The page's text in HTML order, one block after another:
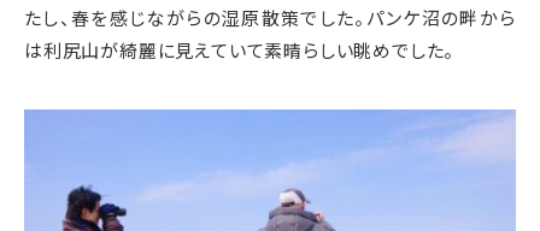
たし、春を感じながらの湿原散策でした。パンケ沼の畔から
は利尻山が綺麗に見えていて素晴らしい眺めでした。